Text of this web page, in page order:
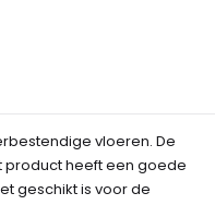
vloeren. De
product heeft een goede
geschikt is voor de